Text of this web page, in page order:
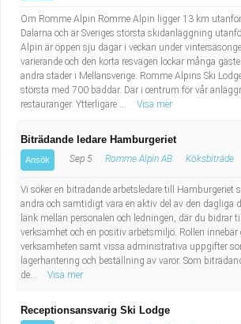
Transport
Sjuksköterska, grundutbildad
Kock, storhushåll
Bibliotekarie
Administrativ assistent
Lärare i gymnasiet
Om Romme Alpin Romme Alpin ligger 13 km
Dalarna och är Sveriges största skidanläggning
Alpin är öppen sju dagar i veckan under
varierande och den korta resvägen lockar många
andra städer i Mellansverige. Romme Alpins Ski
största med 700 bäddar. Där i centrum för vår
restauranger. Ytterligare ...
Visa mer
Biträdande ledare Hamburgeriet
Ansök Sep 5 Romme Alpin AB Köksbiträde
Vi söker en biträdande arbetsledare till Hamburgeriet
andra och samtidigt vara en aktiv del av den dagliga
länk mellan personalen och ledningen, där du bidrar
verksamhet och en positiv arbetsmiljö. Rollen innebär
verksamheten samt vissa administrativa uppgifter
lagerhantering och beställning av varor. Som
de...
Visa mer
Receptionsansvarig Ski Lodge